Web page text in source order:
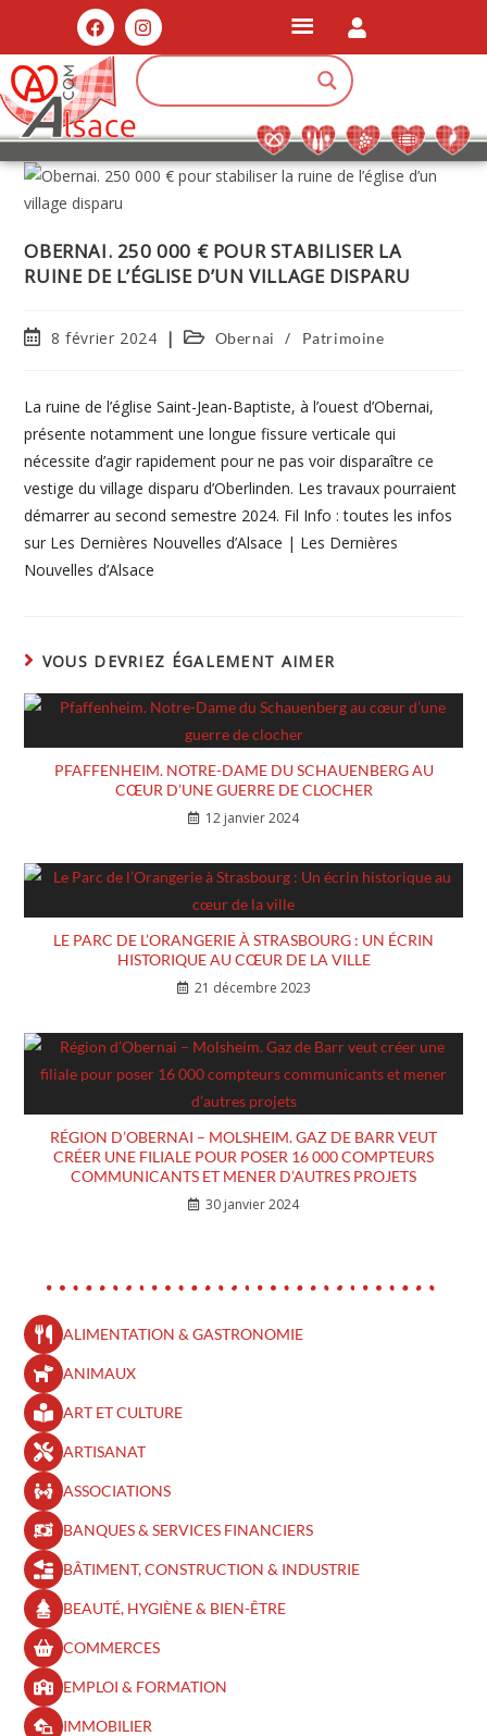
OBERNAI. 250 000 € POUR STABILISER LA
RUINE DE L’ÉGLISE D’UN VILLAGE DISPARU
8 février 2024 Obernai / Patrimoine
La ruine de l’église Saint-Jean-Baptiste, à l’ouest d’Obernai,
présente notamment une longue fissure verticale qui
nécessite d’agir rapidement pour ne pas voir disparaître ce
vestige du village disparu d’Oberlinden. Les travaux pourraient
démarrer au second semestre 2024. Fil Info : toutes les infos
sur Les Dernières Nouvelles d’Alsace | Les Dernières
Nouvelles d’Alsace
VOUS DEVRIEZ ÉGALEMENT AIMER
PFAFFENHEIM. NOTRE-DAME DU SCHAUENBERG AU
CŒUR D’UNE GUERRE DE CLOCHER
12 janvier 2024
LE PARC DE L’ORANGERIE À STRASBOURG : UN ÉCRIN
HISTORIQUE AU CŒUR DE LA VILLE
21 décembre 2023
RÉGION D’OBERNAI – MOLSHEIM. GAZ DE BARR VEUT
CRÉER UNE FILIALE POUR POSER 16 000 COMPTEURS
COMMUNICANTS ET MENER D’AUTRES PROJETS
30 janvier 2024
ALIMENTATION & GASTRONOMIE
ANIMAUX
ART ET CULTURE
ARTISANAT
ASSOCIATIONS
BANQUES & SERVICES FINANCIERS
BÂTIMENT, CONSTRUCTION & INDUSTRIE
BEAUTÉ, HYGIÈNE & BIEN-ÊTRE​
COMMERCES
EMPLOI & FORMATION
IMMOBILIER